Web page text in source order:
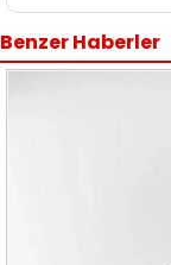
Benzer Haberler